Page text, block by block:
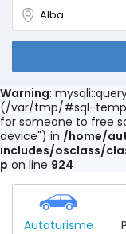
Warning:
(/var/tmp/#sql-
for someone to free
device") in /home/
includes/osclass/
p on line 924
Autoturisme